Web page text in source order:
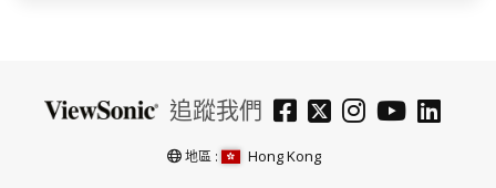
追蹤我們
地區 : Hong Kong